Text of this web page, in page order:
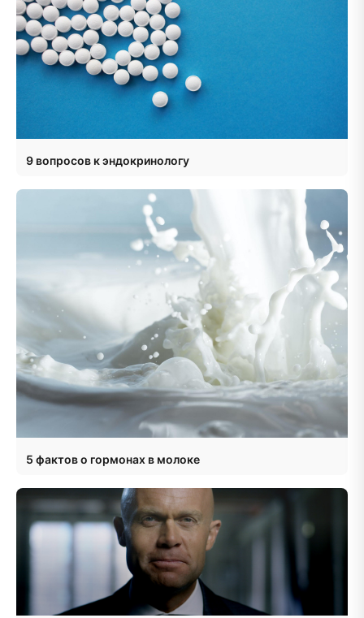
9 вопросов к эндокринологу
5 фактов о гормонах в молоке